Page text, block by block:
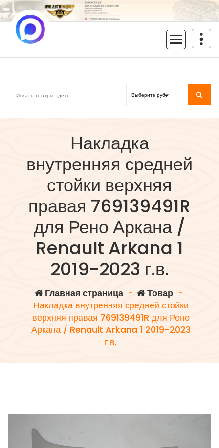
Перейти
к
содержимому
Накладка
внутренняя средней
стойки верхняя
правая 769139491R
для Рено Аркана /
Renault Arkana 1
2019-2023 г.в.
Главная страница- Товар-
Накладка внутренняя средней стойки
верхняя правая 769139491R для Рено
Аркана / Renault Arkana 1 2019-2023
г.в.